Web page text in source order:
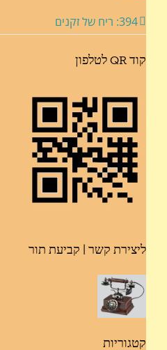
394: ריח של זקנים
קוד QR לטלפון
ליצירת קשר | קביעת תור
קטגוריות